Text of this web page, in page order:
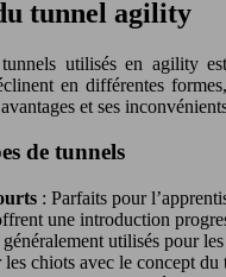
tunnel agility
utilisés en agility
en différentes
et ses
de tunnels
: Parfaits pour
une introduction
utilisés pour
chiots avec le concept du